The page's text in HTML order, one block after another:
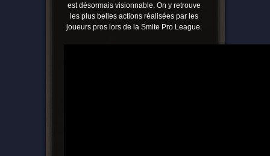
est désormais visionnable. On y retrouve
les plus belles actions réalisées par les
joueurs pros lors de la Smite Pro League.